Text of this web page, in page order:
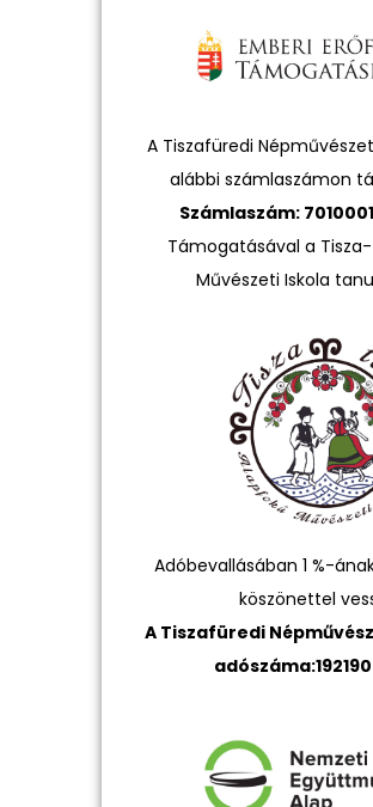
A Tiszafüredi
alábbi számlaszámon
Számlaszám:
Támogatásával a
Művészeti Iskola
Adóbevallásában 1 %-
köszönettel
A Tiszafüredi